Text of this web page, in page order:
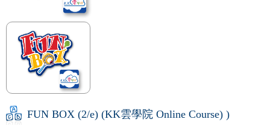
FUN BOX (2/e) (KK雲學院 Online Course) )